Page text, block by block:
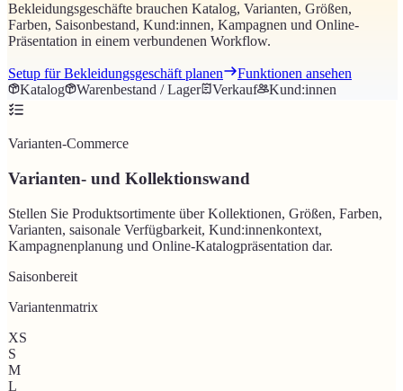
Bekleidungsgeschäfte brauchen Katalog, Varianten, Größen,
Farben, Saisonbestand, Kund:innen, Kampagnen und Online-
Präsentation in einem verbundenen Workflow.
Setup für Bekleidungsgeschäft planen
Funktionen ansehen
Katalog
Warenbestand / Lager Verkauf Kund:innen
Varianten-Commerce
Varianten- und Kollektionswand
Stellen Sie Produktsortimente über Kollektionen, Größen, Farben,
Varianten, saisonale Verfügbarkeit, Kund:innenkontext,
Kampagnenplanung und Online-Katalogpräsentation dar.
Saisonbereit
Variantenmatrix
XS
S
M
L